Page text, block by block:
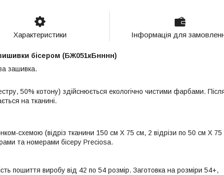
Характеристики Інформація для
бісером (БЖ051кБнннн)
зашивка.
50% котону) здійcнюється екологічно чистими фарбами.
на тканині.
схемою (відріз тканини 150 cм Х 75 cм, 2 відрізи по 50 cм Х 75
та номерами бісеру Preciosa.
пошиття виробу від 42 по 54 розмір. Заготовка на розміри 54+,